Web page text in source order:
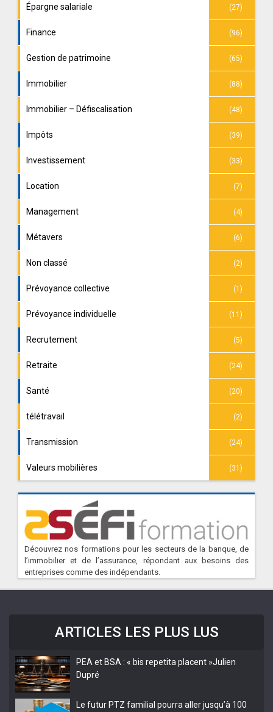
Épargne salariale (27)
Finance (96)
Gestion de patrimoine (65)
Immobilier (88)
Immobilier – Défiscalisation (48)
Impôts (39)
Investissement (33)
Location (7)
Management (4)
Métavers (6)
Non classé (2)
Prévoyance collective (1)
Prévoyance individuelle (11)
Recrutement (5)
Retraite (24)
Santé (20)
télétravail (2)
Transmission (24)
Valeurs mobilières (31)
Découvrez nos formations pour les secteurs de la banque, de
l’immobilier et de l’assurance, répondant aux besoins des
entreprises comme des indépendants.
ARTICLES LES PLUS LUS
PEA et BSA : « bis repetita placent »Julien
Dupré
Le futur PTZ familial pourra aller jusqu’à 100